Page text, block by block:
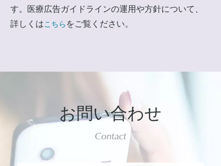
す。医療広告ガイドラインの運用や方針について、
詳しくはこちら をご覧ください。
お問い合わせ
Contact